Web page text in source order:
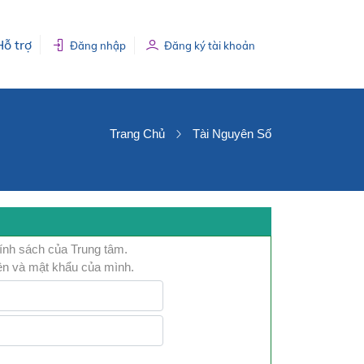
trợ Đăng nhập Đăng ký tài khoản
Trang Chủ Tài Nguyên Số
sách của Trung tâm.
và mật khẩu của mình.